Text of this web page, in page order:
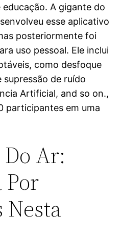
A gigante do
esse aplicativo
posteriormente foi
uso pessoal. Ele inclui
como desfoque
de ruído
Artificial, and so on.,
participantes em uma
Ar:
Por
Nesta